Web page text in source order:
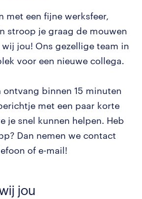
met een fijne werksfeer,
stroop je graag de mouwen
wij jou! Ons gezellige team in
voor een nieuwe collega.
ontvang binnen 15 minuten
met een paar korte
je snel kunnen helpen. Heb
Dan nemen we contact
of e-mail!
jou